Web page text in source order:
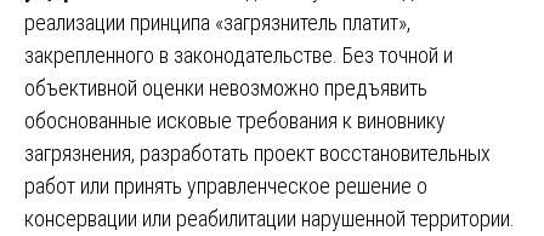
реализации принципа «загрязнитель платит»,
закрепленного в законодательстве. Без точной и
объективной оценки невозможно предъявить
обоснованные исковые требования к виновнику
загрязнения, разработать проект восстановительных
работ или принять управленческое решение о
консервации или реабилитации нарушенной территории.